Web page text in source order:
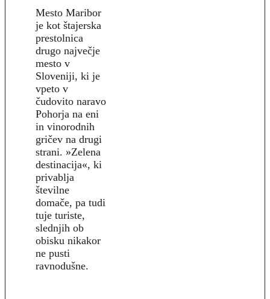
Mesto Maribor
je kot štajerska
prestolnica
drugo največje
mesto v
Sloveniji, ki je
vpeto v
čudovito naravo
Pohorja na eni
in vinorodnih
gričev na drugi
strani. »Zelena
destinacija«, ki
privablja
številne
domače, pa tudi
tuje turiste,
slednjih ob
obisku nikakor
ne pusti
ravnodušne.